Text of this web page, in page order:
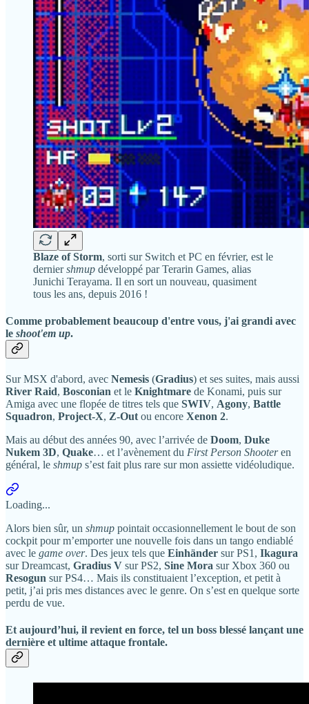
Blaze of Storm, sorti sur Switch et PC en février, est le
derniershmup développé par Terarin Games, alias
Junichi Terayama. Il en sort un nouveau, quasiment
tous les ans, depuis 2016 !
Comme probablement beaucoup d'entre vous, j'ai grandi avec
le shoot'em up.
Sur MSX d'abord, avec Nemesis (Gradius) et ses suites, mais aussi
River Raid, Bosconian et le Knightmare de Konami, puis sur
Amiga avec une flopée de titres tels que SWIV, Agony, Battle
Squadron, Project-X, Z-Out ou encore Xenon 2.
Mais au début des années 90, avec l’arrivée de Doom, Duke
Nukem 3D, Quake… et l’avènement du First Person Shooteren
général, le shmup s’est fait plus rare sur mon assiette vidéoludique.
Loading...
Alors bien sûr, un shmup pointait occasionnellement le bout de son
cockpit pour m’emporter une nouvelle fois dans un tango endiablé
avec le game over. Des jeux tels que Einhänder sur PS1, Ikagura
sur Dreamcast, Gradius V sur PS2, Sine Mora sur Xbox 360 ou
Resogun sur PS4… Mais ils constituaient l’exception, et petit à
petit, j’ai pris mes distances avec le genre. On s’est en quelque sorte
perdu de vue.
Et aujourd’hui, il revient en force, tel un boss blessé lançant une
dernière et ultime attaque frontale.